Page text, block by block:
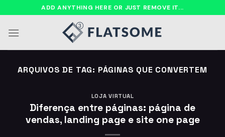
para
ADD ANYTHING HERE OR JUST REMOVE IT...
ARQUIVOS DE TAG: PÁGINAS QUE CONVERTEM
LOJA VIRTUAL
Diferença entre páginas: página de
vendas, landing page e site one page